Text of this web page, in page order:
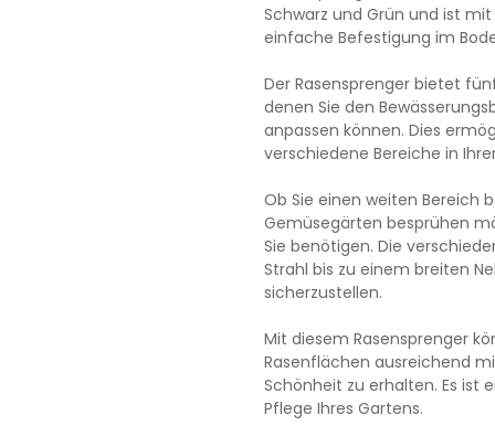
Schwarz und Grün und ist
einfache Befestigung im
Der Rasensprenger bietet
denen Sie den
anpassen können. Dies
verschiedene Bereiche in
Ob Sie einen weiten Bereich
Gemüsegärten besprühen
Sie benötigen. Die
Strahl bis zu einem breiten
sicherzustellen.
Mit diesem Rasensprenger
Rasenflächen ausreichend
Schönheit zu erhalten. Es ist
Pflege Ihres Gartens.